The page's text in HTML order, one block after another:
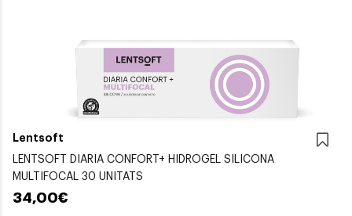
Lentsoft
LENTSOFT DIARIA CONFORT+ HIDROGEL SILICONA
MULTIFOCAL 30 UNITATS
34,00€